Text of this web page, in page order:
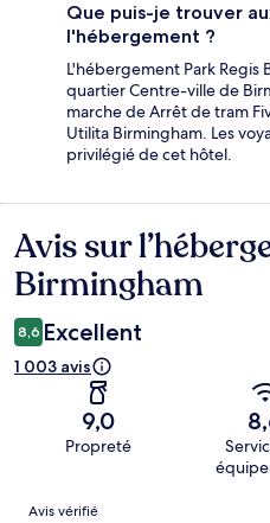
Que puis-je trouver
l'hébergement ?
L'hébergement Park Regis
quartier Centre-ville de
marche de Arrêt de tram
Utilita Birmingham. Les
privilégié de cet hôtel.
Avis
Avis sur
Birmingham
8,6 Excellent
1 003 avis
9,0
Propreté
Avis
Avis vérifié